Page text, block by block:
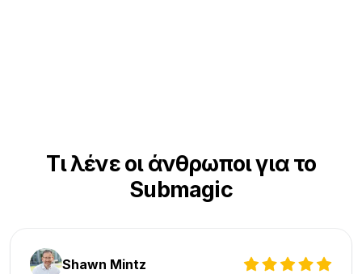
Τι λένε οι άνθρωποι για το
Submagic
Shawn Mintz